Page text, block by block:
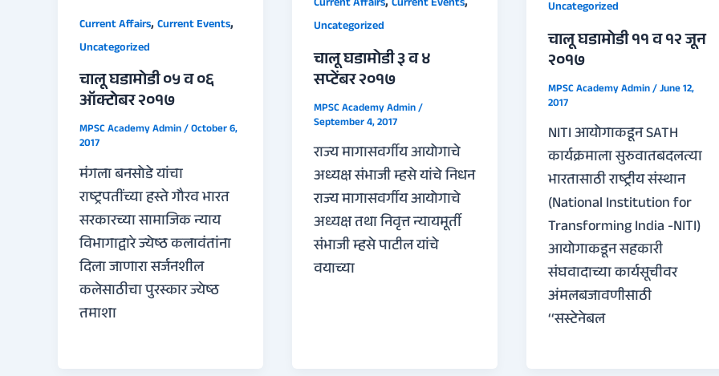
Current Affairs, Current Events,
Uncategorized
चालू घडामोडी ०५ व ०६
ऑक्टोबर २०१७
MPSC Academy Admin/October 6,
2017
मंगला बनसोडे यांचा
राष्ट्रपतींच्या हस्ते गौरव भारत
सरकारच्या सामाजिक न्याय
विभागाद्वारे ज्येष्ठ कलावंतांना
दिला जाणारा सर्जनशील
कलेसाठीचा पुरस्कार ज्येष्ठ
तमाशा
Current Affairs Current Events
Uncategorized
चालू घडामोडी ३ व ४
सप्टेंबर २०१७
MPSC Academy Admin/
September 4, 2017
राज्य मागासवर्गीय आयोगाचे
अध्यक्ष संभाजी म्हसे यांचे निधन
राज्य मागासवर्गीय आयोगाचे
अध्यक्ष तथा निवृत्त न्यायमूर्ती
संभाजी म्हसे पाटील यांचे
वयाच्या
Uncategorized
चालू घडामोडी ११ व १२ जून
२०१७
MPSC Academy Admin/June 12,
2017
NITI आयोगाकडून SATH
कार्यक्रमाला सुरुवातबदलत्या
भारतासाठी राष्ट्रीय संस्थान
(National Institution for
Transforming India -NITI)
आयोगाकडून सहकारी
संघवादाच्या कार्यसूचीवर
अंमलबजावणीसाठी
‘‘सस्टेनेबल